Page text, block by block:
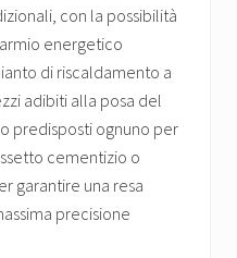
con la possibilità
energetico
di riscaldamento a
adibiti alla posa del
predisposti ognuno per
cementizio o
garantire una resa
precisione